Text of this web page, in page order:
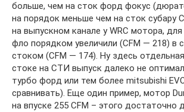
больше, чем на сток форд фокус
на порядок меньше чем на сток субару
на выпускном канале у WRC мотора, для
фло порядком увеличили (CFM — 218) в
стоком (CFM — 174). Ну здесь
стоке на СТИ выпуск далеко не
турбо форд или тем более mitsubishi
сравнивать). Еще один пример, мотор
на впуске 255 CFM – этого достаточно